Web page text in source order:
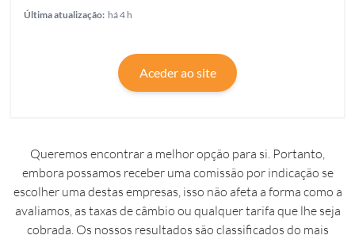
Última atualização: há 4 h
Aceder ao site
Queremos encontrar a melhor opção para si. Portanto,
embora possamos receber uma comissão por indicação se
escolher uma destas empresas, isso não afeta a forma como a
avaliamos, as taxas de câmbio ou qualquer tarifa que lhe seja
cobrada. Os nossos resultados são classificados do mais